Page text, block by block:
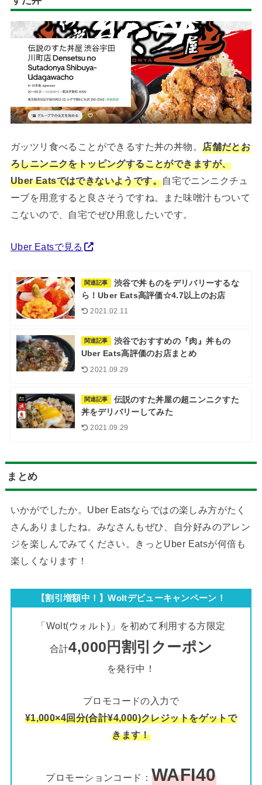
ガッツリ食べることができるすた丼の丼物。店舗だとお
ろしニンニクをトッピングすることができますが、
Uber Eatsではできないようです。自宅でニンニクチュ
ーブを用意すると良さそうですね。また味噌汁もついて
こないので、自宅でぜひ用意したいです。
Uber Eatsで見る
関連記事
渋谷で丼ものをデリバリーするな
ら！Uber Eats高評価☆4.7以上のお店
2021.02.11
関連記事
渋谷でおすすめの『肉』丼もの
Uber Eats高評価のお店まとめ
2021.09.29
関連記事
伝説のすた丼屋の超ニンニクすた
丼をデリバリーしてみた
2021.09.29
まとめ
いかがでしたか。Uber Eatsならではの楽しみ方がたく
さんありましたね。みなさんもぜひ、自分好みのアレン
ジを楽しんでみてください。きっとUber Eatsが何倍も
楽しくなります！
【割引増額中！】Woltデビューキャンペーン！
「Wolt(ウォルト)」を初めて利用する方限定
合計4,000円割引クーポン
を発行中！
プロモコードの入力で
¥1,000×4回分(合計¥4,000)クレジットをゲットで
きます！
プロモーションコード： WAFI40